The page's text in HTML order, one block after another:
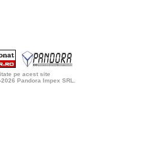
pe acest site
Pandora Impex SRL